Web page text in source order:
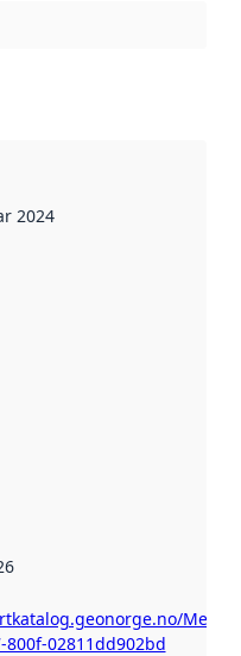
2024
800f-02811dd902bd